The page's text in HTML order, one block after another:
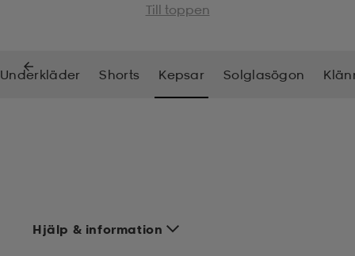
Till toppen
Underkläder Shorts Kepsar Solglasögon
Hjälp & information